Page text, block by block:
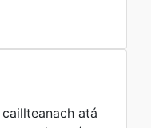
atá